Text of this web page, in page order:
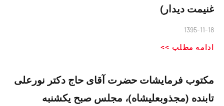
غنیمت دیدار)
1395-11-18
ادامه مطلب >>
مکتوب فرمایشات حضرت آقای حاج دکتر نورعلی
تابنده (مجذوبعلیشاه)، مجلس صبح یکشنبه